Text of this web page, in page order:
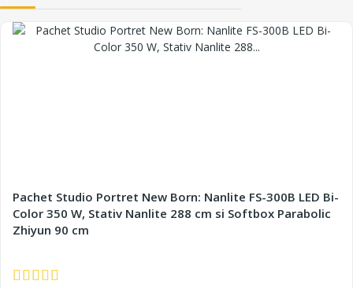
Pachet Studio Portret New Born: Nanlite FS-300B LED Bi-
Color 350 W, Stativ Nanlite 288 cm si Softbox Parabolic
Zhiyun 90 cm